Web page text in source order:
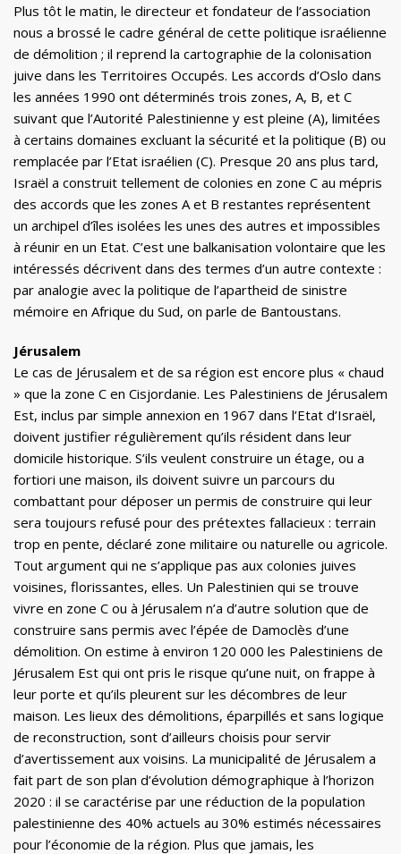
Plus tôt le matin, le directeur et fondateur de l’association
nous a brossé le cadre général de cette politique israélienne
de démolition ; il reprend la cartographie de la colonisation
juive dans les Territoires Occupés. Les accords d’Oslo dans
les années 1990 ont déterminés trois zones, A, B, et C
suivant que l’Autorité Palestinienne y est pleine (A), limitées
à certains domaines excluant la sécurité et la politique (B) ou
remplacée par l’Etat israélien (C). Presque 20 ans plus tard,
Israël a construit tellement de colonies en zone C au mépris
des accords que les zones A et B restantes représentent
un archipel d’îles isolées les unes des autres et impossibles
à réunir en un Etat. C’est une balkanisation volontaire que les
intéressés décrivent dans des termes d’un autre contexte :
par analogie avec la politique de l’apartheid de sinistre
mémoire en Afrique du Sud, on parle de Bantoustans.
Jérusalem
Le cas de Jérusalem et de sa région est encore plus « chaud
» que la zone C en Cisjordanie. Les Palestiniens de Jérusalem
Est, inclus par simple annexion en 1967 dans l’Etat d’Israël,
doivent justifier régulièrement qu’ils résident dans leur
domicile historique. S’ils veulent construire un étage, ou a
fortiori une maison, ils doivent suivre un parcours du
combattant pour déposer un permis de construire qui leur
sera toujours refusé pour des prétextes fallacieux : terrain
trop en pente, déclaré zone militaire ou naturelle ou agricole.
Tout argument qui ne s’applique pas aux colonies juives
voisines, florissantes, elles. Un Palestinien qui se trouve
vivre en zone C ou à Jérusalem n’a d’autre solution que de
construire sans permis avec l’épée de Damoclès d’une
démolition. On estime à environ 120 000 les Palestiniens de
Jérusalem Est qui ont pris le risque qu’une nuit, on frappe à
leur porte et qu’ils pleurent sur les décombres de leur
maison. Les lieux des démolitions, éparpillés et sans logique
de reconstruction, sont d’ailleurs choisis pour servir
d’avertissement aux voisins. La municipalité de Jérusalem a
fait part de son plan d’évolution démographique à l’horizon
2020 : il se caractérise par une réduction de la population
palestinienne des 40% actuels au 30% estimés nécessaires
pour l’économie de la région. Plus que jamais, les